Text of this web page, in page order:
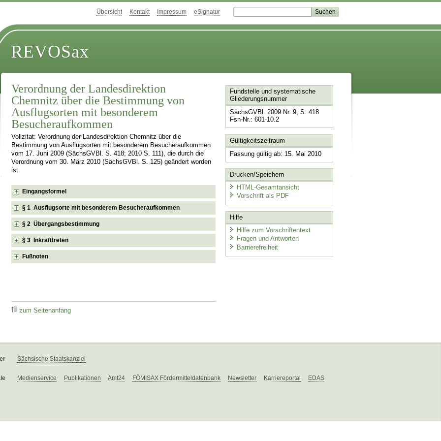
Übersicht Kontakt Impressum eSignatur
REVOSax
Verordnung der Landesdirektion
Chemnitz über die Bestimmung von
Ausflugsorten mit besonderem
Besucheraufkommen
Vollzitat: Verordnung der Landesdirektion Chemnitz über die
Bestimmung von Ausflugsorten mit besonderem Besucheraufkommen
vom 17. Juni 2009 (SächsGVBl. S. 418; 2010 S. 111), die durch die
Verordnung vom 30. März 2010 (SächsGVBl. S. 125) geändert worden
ist
Eingangsformel
§ 1 Ausflugsorte mit besonderem Besucheraufkommen
§ 2 Übergangsbestimmung
§ 3 Inkrafttreten
Fußnoten
zum Seitenanfang
Fundstelle und systematische
Gliederungsnummer
SächsGVBl. 2009 Nr. 9, S. 418
Fsn-Nr.: 601-10.2
Gültigkeitszeitraum
Fassung gültig ab: 15. Mai 2010
Drucken/Speichern
HTML-Gesamtansicht
Vorschrift als PDF
Hilfe
Hilfe zum Vorschriftentext
Fragen und Antworten
Barrierefreiheit
Sächsische Staatskanzlei
Medienservice Publikationen Amt24 FÖMISAX Fördermitteldatenbank Newsletter Karriereportal EDAS